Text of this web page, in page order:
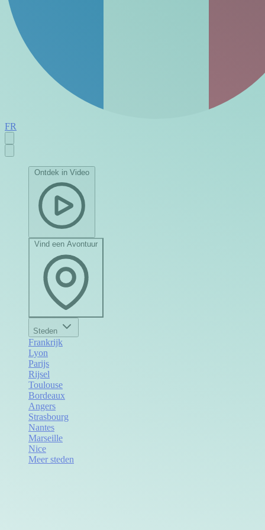
FR
Ontdek in Video
Vind een Avontuur
Steden
Frankrijk
Lyon
Parijs
Rijsel
Toulouse
Bordeaux
Angers
Strasbourg
Nantes
Marseille
Nice
Meer steden